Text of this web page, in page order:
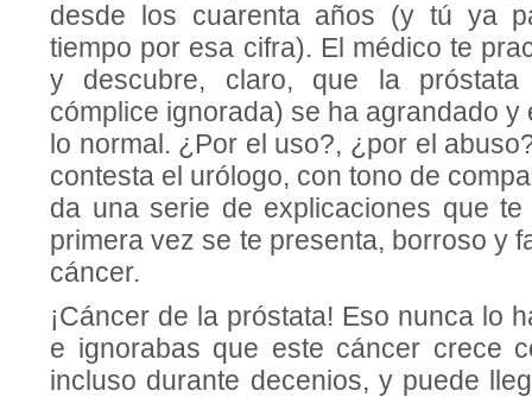
desde los cuarenta años (y tú ya
tiempo por esa cifra). El médico te
y descubre, claro, que la
cómplice ignorada) se ha agrandado y
lo normal. ¿Por el uso?, ¿por el
contesta el urólogo, con tono de
da una serie de explicaciones que
primera vez se te presenta, borroso y
cáncer.
¡Cáncer de la próstata! Eso nunca lo
e ignorabas que este cáncer crece
incluso durante decenios, y puede